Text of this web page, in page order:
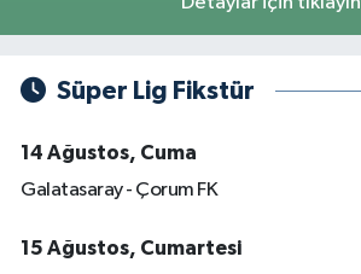
Süper Lig Fikstür
14 Ağustos, Cuma
Galatasaray - Çorum FK
15 Ağustos, Cumartesi